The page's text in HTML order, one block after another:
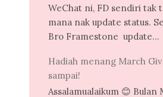
WeChat ni, FD sendiri tak
mana nak update status.
Bro Framestone update...
Hadiah menang March
sampai!
Assalamualaikum 😊 Bulan